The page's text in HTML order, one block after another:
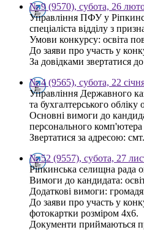
№ 9 (9570), субота, 26
Управління ПФУ у
спеціаліста відділу з
Умови конкурсу: освіта
До заяви про участь у
За довідками звертатися
№ 4 (9565), субота, 22
Управління Державного
та бухгалтерського
Основні вимоги до
персонального
Звертатися за адресою:
№ 52 (9557), субота, 27
Ріпкинська селищна рада
Вимоги до кандидата:
Додаткові вимоги:
До заяви про участь у
фотокартки розміром 4х6.
Документи приймаються